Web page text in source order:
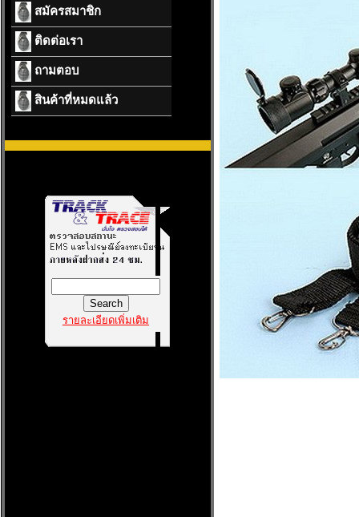
สมัครสมาชิก
ติดต่อเรา
ถามตอบ
สินค้าที่หมดแล้ว
รายละเอียดเพิ่มเติม